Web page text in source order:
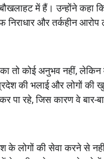
में हैं। उन्होंने
और तर्कहीन
तो कोई अनुभव नहीं,
की भलाई और लोगों की
पा रहे, जिस कारण वे
के लोगों की सेवा करने से